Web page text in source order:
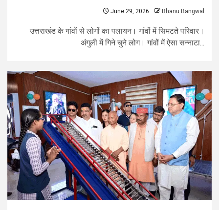
June 29, 2026 Bhanu Bangwal
उत्तराखंड के गांवों से लोगों का पलायन। गांवों में सिमटते परिवार।
अंगुली में गिने चुने लोग। गांवों में ऐसा सन्नाटा...